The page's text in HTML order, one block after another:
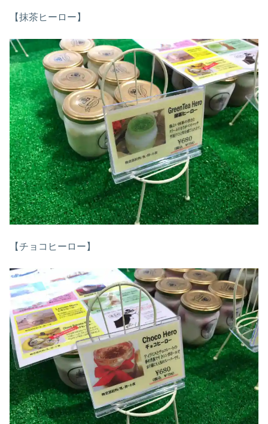
【抹茶ヒーロー】
【チョコヒーロー】